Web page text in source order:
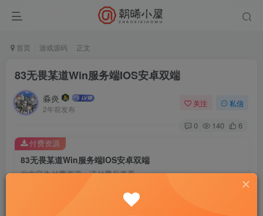
首页 游戏源码 正文
83无畏某道Win服务端IOS安卓双端
淼炎
2年前发布
关注 私信
0 140 6
83无畏某道Win服务端IOS安卓双端
此内容为付费资源，请付费后查看
付费资源